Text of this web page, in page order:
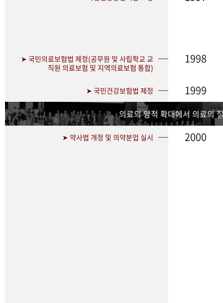
➤ 국민의료보험법 제정(공무원 및 사립학교 교
직원 의료보험 및 지역의료보험 통합)
1998
➤ 국민건강보험법 제정 1999
의료의 양적 확대에서 의료의
➤ 약사법 개정 및 의약분업 실시 2000